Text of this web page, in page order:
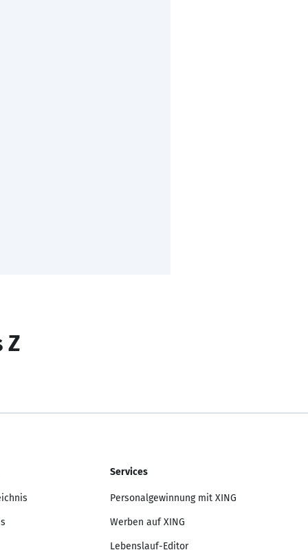
Z
Services
Personalgewinnung mit XING
Werben auf XING
Lebenslauf-Editor